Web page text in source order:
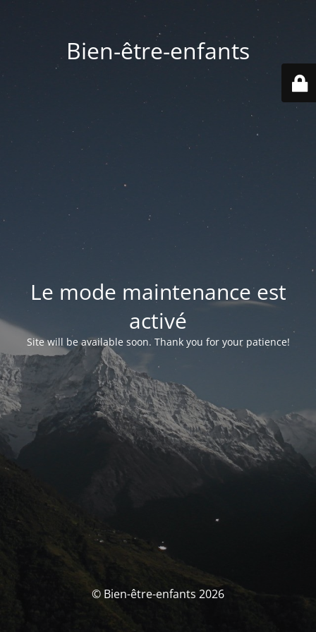
Bien-être-enfants
Le mode maintenance est
activé
Site will be available soon. Thank you for your patience!
© Bien-être-enfants 2026